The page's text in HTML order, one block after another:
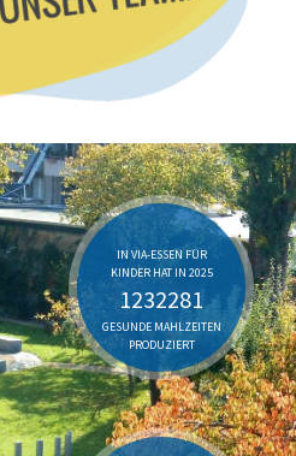
IN VIA-ESSEN FÜR
KINDER HAT IN 2025
1232281
GESUNDE MAHLZEITEN
PRODUZIERT